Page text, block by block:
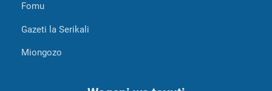
Fomu
Gazeti la Serikali
Miongozo